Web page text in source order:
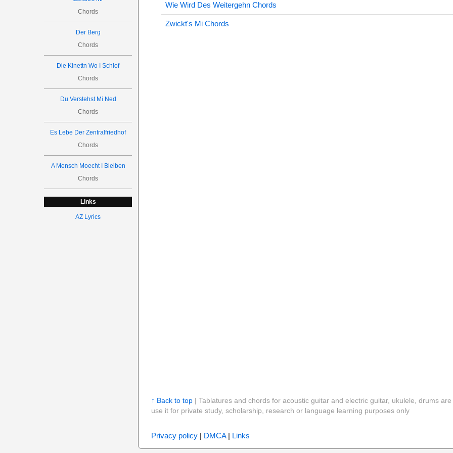
Chords
Der Berg
Chords
Die Kinettn Wo I Schlof
Chords
Du Verstehst Mi Ned
Chords
Es Lebe Der Zentralfriedhof
Chords
A Mensch Moecht I Bleiben
Chords
Links
AZ Lyrics
Wie Wird Des Weitergehn Chords
Zwickt's Mi Chords
↑ Back to top| Tablatures and chords for acoustic guitar and electric guitar, ukulele, drums
use it for private study, scholarship, research or language learning purposes only
Privacy policy| DMCA| Links